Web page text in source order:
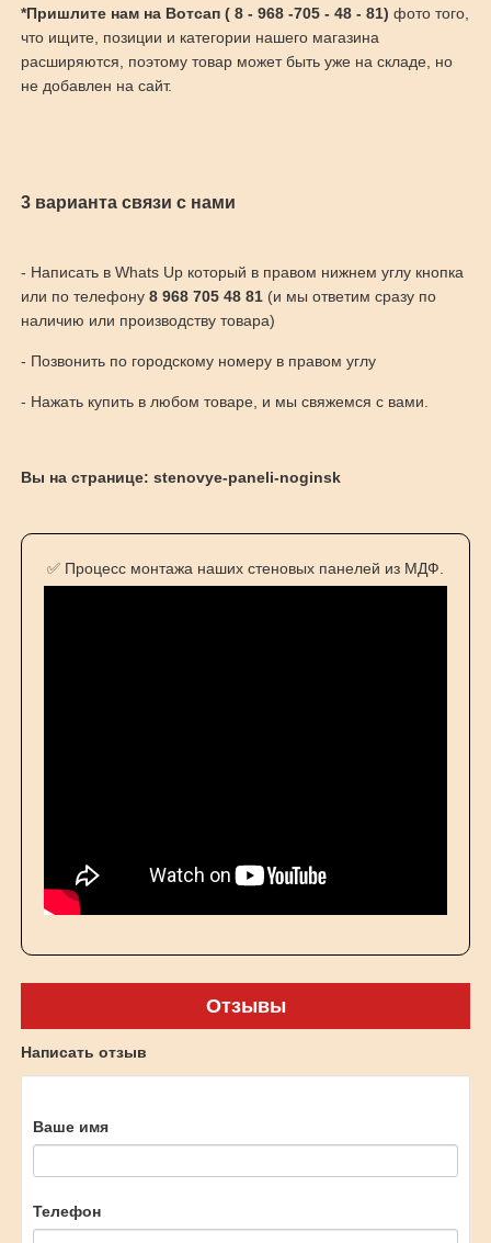
*Пришлите нам на Вотсап ( 8 - 968 -705 - 48 - 81) фото того,
что ищите, позиции и категории нашего магазина
расширяются, поэтому товар может быть уже на складе, но
не добавлен на сайт.
3 варианта связи с нами
- Написать в Whats Up который в правом нижнем углу кнопка
или по телефону 8 968 705 48 81(и мы ответим сразу по
наличию или производству товара)
- Позвонить по городскому номеру в правом углу
- Нажать купить в любом товаре, и мы свяжемся с вами.
Вы на странице: stenovye-paneli-noginsk
✅ Процесс монтажа наших стеновых панелей из МДФ.
Отзывы
Написать отзыв
Ваше имя
Телефон